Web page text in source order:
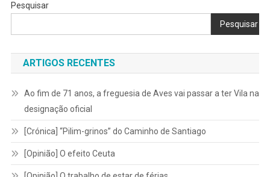
de
artigos
Pesquisar
Pesquisar
ARTIGOS RECENTES
Ao fim de 71 anos, a freguesia de Aves vai passar a ter Vila na
designação oficial
[Crónica] “Pilim-grinos” do Caminho de Santiago
[Opinião] O efeito Ceuta